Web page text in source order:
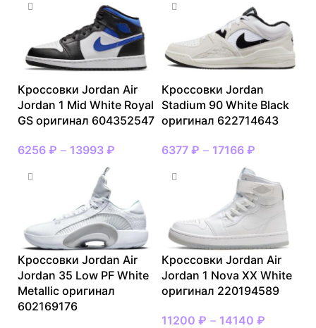
Кроссовки Jordan Air
Jordan 1 Mid White Royal
GS оригинал 604352547
6256 ₽ – 13993 ₽
Кроссовки Jordan
Stadium 90 White Black
оригинал 622714643
6377 ₽ – 17166 ₽
Кроссовки Jordan Air
Jordan 35 Low PF White
Metallic оригинал
602169176
Кроссовки Jordan Air
Jordan 1 Nova XX White
оригинал 220194589
11200 ₽ – 14140 ₽